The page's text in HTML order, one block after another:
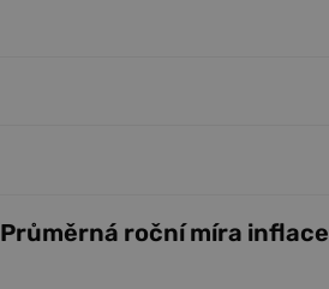
Průměrná roční míra inflace